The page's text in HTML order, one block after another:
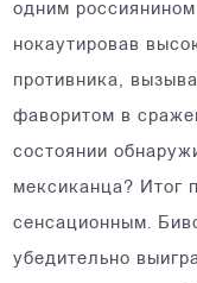
одним
нокаутировав
противника,
фаворитом в
состоянии
мексиканца? Итог
сенсационным.
убедительно